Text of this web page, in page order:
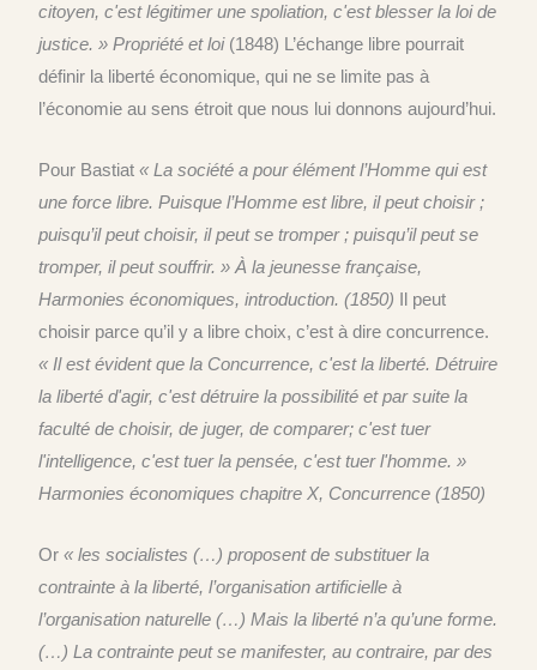
citoyen, c'est légitimer une spoliation, c'est blesser la loi de
justice. »Propriété et loi (1848) L’échange libre pourrait
définir la liberté économique,qui ne se limite pas à
l’économie au sens étroit que nous lui donnons aujourd’hui.
Pour Bastiat « La société a pour élément l’Homme qui est
une forcelibre. Puisque l’Homme est libre, il peut choisir ;
puisqu’il peut choisir, il peut se tromper ; puisqu’il peut se
tromper, il peut souffrir. » À la jeunesse française,
Harmonies économiques, introduction. (1850) Il peut
choisir parce qu’il y a libre choix, c’est à dire concurrence.
« Il est évident que la Concurrence, c'est la liberté. Détruire
la liberté d'agir, c'est détruire la possibilité et par suite la
faculté de choisir, de juger, de comparer; c'est tuer
l'intelligence, c'est tuer la pensée, c'est tuer l'homme. »
Harmonies économiques chapitre X, Concurrence (1850)
Or« les socialistes(…)proposent de substituer la
contrainte à la liberté, l’organisation artificielle à
l’organisation naturelle(…) Mais la liberté n’a qu’une forme.
(…)La contrainte peut se manifester, au contraire, par des